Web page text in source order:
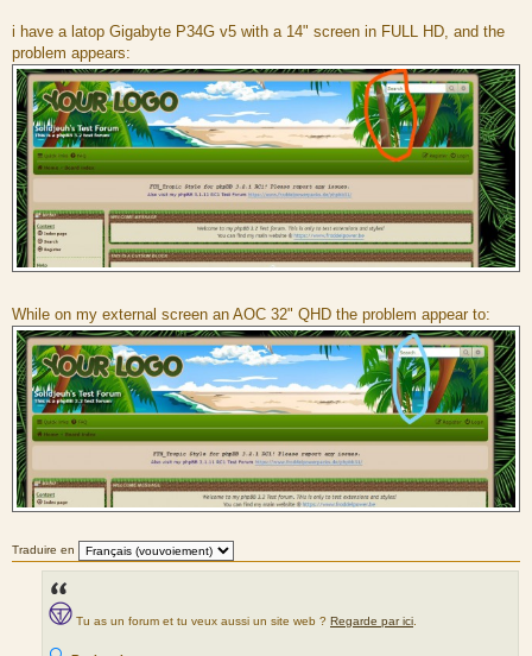
a
g
e
i have a latop Gigabyte P34G v5 with a 14" screen in FULL HD, and the
problem appears:
While on my external screen an AOC 32" QHD the problem appear to:
Traduire en
Tu as un forum et tu veux aussi un site web ? Regarde par ici.